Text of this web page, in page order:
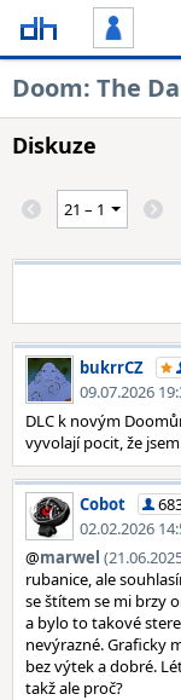
Doom: The
Diskuze
bukrrCZ
09.07.2026
DLC k novým
vyvolají pocit, že
Cobot
02.02.2026
@marwel
rubanice, ale
se štítem se mi brzy
a bylo to takové
nevýrazné. Graficky
bez výtek a dobré.
takž ale proč?